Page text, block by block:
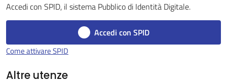
Servizi
line
Tutti
Accedi con SPID, il sistema Pubblico di Identità Digitale.
Accedi con SPID
Come attivare SPID
Altre utenze